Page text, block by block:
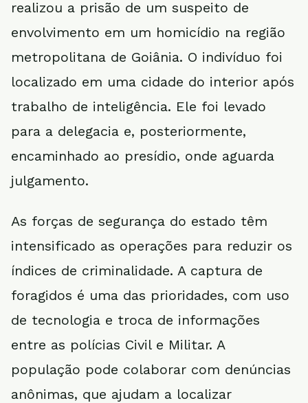
realizou a prisão de um suspeito de
envolvimento em um homicídio na região
metropolitana de Goiânia. O indivíduo foi
localizado em uma cidade do interior após
trabalho de inteligência. Ele foi levado
para a delegacia e, posteriormente,
encaminhado ao presídio, onde aguarda
julgamento.
As forças de segurança do estado têm
intensificado as operações para reduzir os
índices de criminalidade. A captura de
foragidos é uma das prioridades, com uso
de tecnologia e troca de informações
entre as polícias Civil e Militar. A
população pode colaborar com denúncias
anônimas, que ajudam a localizar